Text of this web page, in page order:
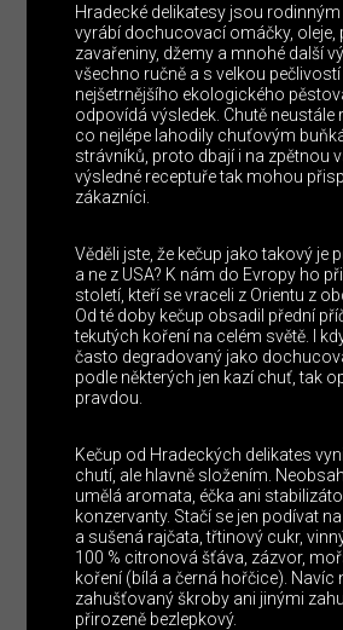
Hradecké delikatesy jsou
vyrábí dochucovací omáčky, oleje,
zavařeniny, džemy a mnohé další
všechno ručně a s velkou
nejšetrnějšího ekologického
odpovídá výsledek. Chutě neustále
co nejlépe lahodily chuťovým
strávníků, proto dbají i na zpětnou
výsledné receptuře tak mohou
zákazníci.
Věděli jste, že kečup jako takový je
a ne z USA? K nám do Evropy ho
století, kteří se vraceli z Orientu z
Od té doby kečup obsadil přední
tekutých koření na celém světě. I
často degradovaný jako
podle některých jen kazí chuť, tak
pravdou.
Kečup od Hradeckých delikates
chutí, ale hlavně složením.
umělá aromata, éčka ani
konzervanty. Stačí se jen podívat
a sušená rajčata, třtinový cukr,
100 % citronová šťáva, zázvor,
koření (bílá a černá hořčice). Navíc
zahušťovaný škroby ani jinými
přirozeně bezlepkový.